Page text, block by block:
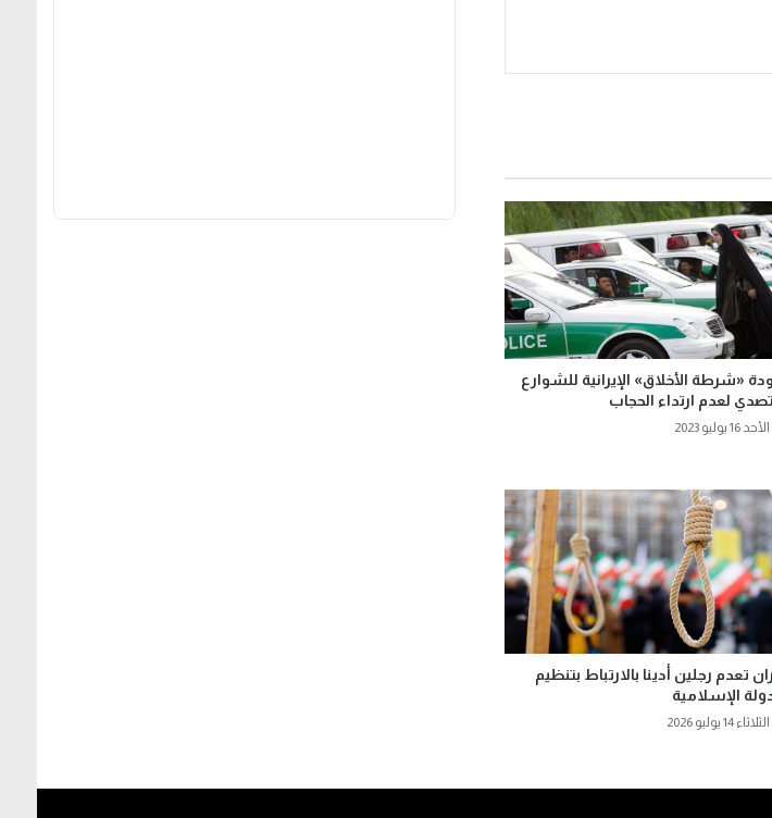
«شرطة الأخلاق» الإيرانية للشوارع
لعدم ارتداء الحجاب
الأحد 16 يوليو 2023
تعدم رجلين أدينا بالارتباط بتنظيم
الإسلامية
الثلاثاء 14 يوليو 2026